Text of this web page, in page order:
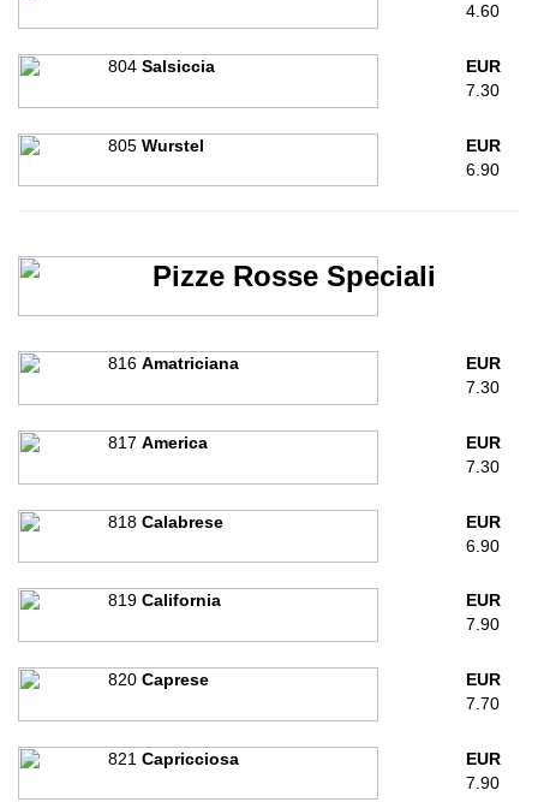
4.60
804 Salsiccia
EUR
7.30
805 Wurstel
EUR
6.90
Pizze Rosse Speciali
816 Amatriciana
EUR
7.30
817 America
EUR
7.30
818 Calabrese
EUR
6.90
819 California
EUR
7.90
820 Caprese
EUR
7.70
821 Capricciosa
EUR
7.90